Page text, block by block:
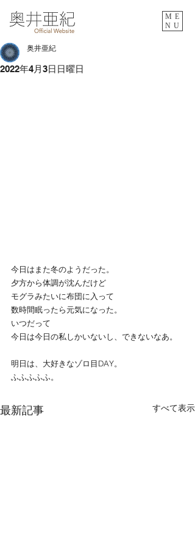
ME
NU
2022年4月3日日曜日
奥井亜紀
今日はまた冬のようだった。
夕方から体調が沈んだけど
モグラみたいに布団に入って
数時間眠ったら元気になった。
いつだって
今日は今日の私しかいないし、できないなあ。
明日は、大好きなゾロ目DAY。
ふふふふふ。
最新記事 すべて表示